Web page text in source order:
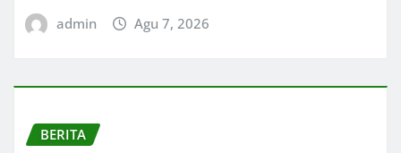
admin Agu 7, 2026
BERITA